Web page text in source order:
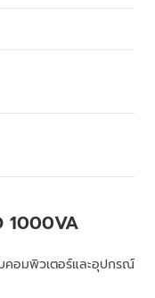
1000VA
คอมพิวเตอร์และอุปกรณ์